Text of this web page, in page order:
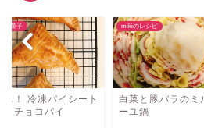
お菓子
単！ 冷凍パイシート
角チョコパイ
mikiのレシピ
白菜と豚バラのミ
ーユ鍋